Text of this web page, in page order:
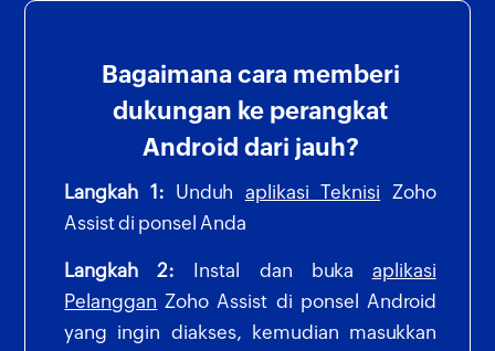
Bagaimana cara memberi
dukungan ke perangkat
Android dari jauh?
Langkah 1: Unduh aplikasi Teknisi Zoho
Assist di ponsel Anda
Langkah 2: Instal dan buka aplikasi
Pelanggan Zoho Assist di ponsel Android
yang ingin diakses, kemudian masukkan